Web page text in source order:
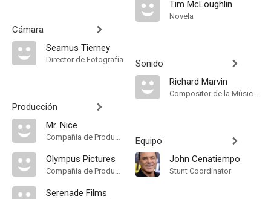
Cámara
Seamus Tierney
Director de Fotografía
Producción
Mr. Nice
Compañía de Produccion
Olympus Pictures
Compañía de Produccion
Serenade Films
Tim McLoughlin
Novela
Sonido
Richard Marvin
Compositor de la Música Original
Equipo
John Cenatiempo
Stunt Coordinator